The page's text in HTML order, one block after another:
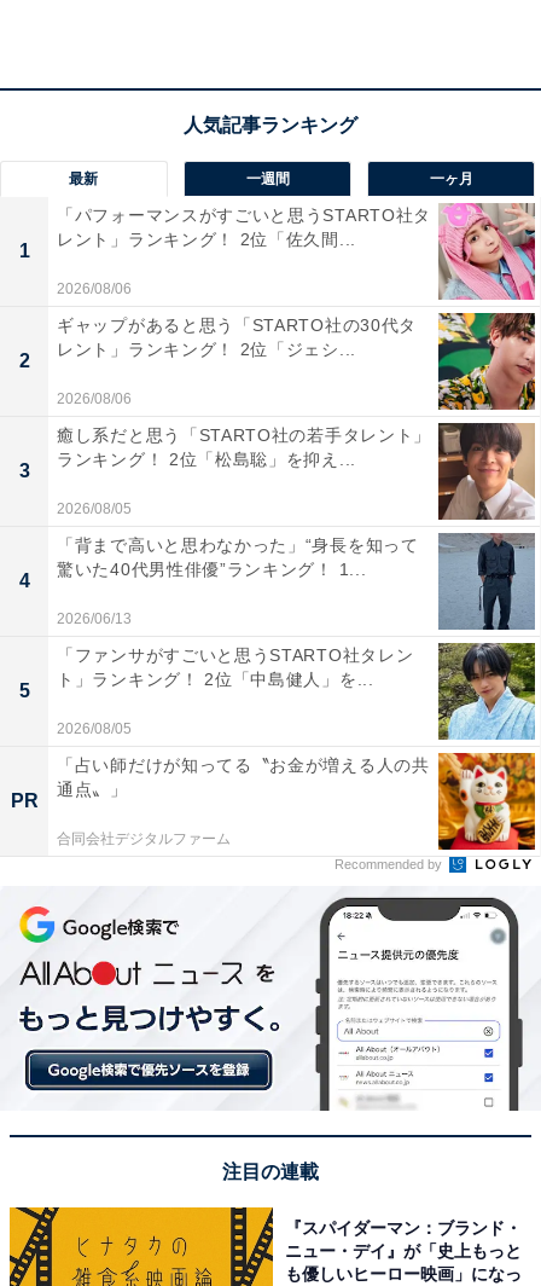
加藤柚凪(@yuzuna_kato)がシェアした投稿
第2位は、加藤柚凪さん。 回答者からは、「現在放映中
のNHKドラマ・カナカナでも人の心が読める役を演じて
いますが、その演技が上手だし、かわいいからです」な
どの声があったように、ドラマで“人の心を読める5歳
児”を演じる姿がアーニャと重なったとの声がありまし
ほかにも、「アーニャの可愛らしい感じがとても似合う
と思いました。アーニャは子供のわりに色々考えて行動
しますが、柚凪ちゃんも演技力があるのでぴったりだと
思います」など、かわいらしさに加えて演技力の高さに
ついてのコメントも寄せられました。
第1位：稲垣未泉
最新 一週間 一ヶ月
1
「パフォーマンスがすごいと思うSTARTO社タ
レント」ランキング！ 2位「佐久間...
2026/08/06
2
ギャップがあると思う「STARTO社の30代タ
レント」ランキング！ 2位「ジェシ...
2026/08/06
3
癒し系だと思う「STARTO社の若手タレント」
ランキング！ 2位「松島聡」を抑え...
2026/08/05
4
「背まで高いと思わなかった」“身長を知って
驚いた40代男性俳優”ランキング！ 1...
2026/06/13
5
「ファンサがすごいと思うSTARTO社タレン
ト」ランキング！ 2位「中島健人」を...
2026/08/05
PR
「占い師だけが知ってる〝お金が増える人の共
通点〟」
合同会社デジタルファーム
Recommended by
注目の連載
『スパイダーマン：ブランド・
ニュー・デイ』が「史上もっと
も優しいヒーロー映画」になっ